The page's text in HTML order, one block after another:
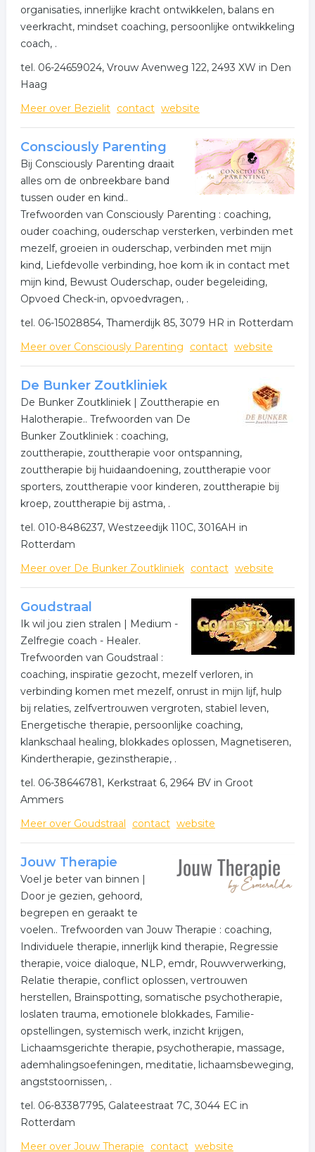
organisaties, innerlijke kracht ontwikkelen, balans en
veerkracht, mindset coaching, persoonlijke ontwikkeling
coach, .
tel. 06-24659024, Vrouw Avenweg 122, 2493 XW in Den
Haag
Meer over Bezielit contact website
Consciously Parenting
Bij Consciously Parenting draait
alles om de onbreekbare band
tussen ouder en kind..
Trefwoorden van Consciously Parenting : coaching,
ouder coaching, ouderschap versterken, verbinden met
mezelf, groeien in ouderschap, verbinden met mijn
kind, Liefdevolle verbinding, hoe kom ik in contact met
mijn kind, Bewust Ouderschap, ouder begeleiding,
Opvoed Check-in, opvoedvragen, .
tel. 06-15028854, Thamerdijk 85, 3079 HR in Rotterdam
Meer over Consciously Parenting
contact website
De Bunker Zoutkliniek
De Bunker Zoutkliniek | Zouttherapie en
Halotherapie.. Trefwoorden van De
Bunker Zoutkliniek : coaching,
zouttherapie, zouttherapie voor ontspanning,
zouttherapie bij huidaandoening, zouttherapie voor
sporters, zouttherapie voor kinderen, zouttherapie bij
kroep, zouttherapie bij astma, .
tel. 010-8486237, Westzeedijk 110C, 3016AH in
Rotterdam
Meer over De Bunker Zoutkliniek contact website
Goudstraal
Ik wil jou zien stralen | Medium -
Zelfregie coach - Healer.
Trefwoorden van Goudstraal :
coaching, inspiratie gezocht, mezelf verloren, in
verbinding komen met mezelf, onrust in mijn lijf, hulp
bij relaties, zelfvertrouwen vergroten, stabiel leven,
Energetische therapie, persoonlijke coaching,
klankschaal healing, blokkades oplossen, Magnetiseren,
Kindertherapie, gezinstherapie, .
tel. 06-38646781, Kerkstraat 6, 2964 BV in Groot
Ammers
Meer over Goudstraal
contact website
Jouw Therapie
Voel je beter van binnen |
Door je gezien, gehoord,
begrepen en geraakt te
voelen.. Trefwoorden van Jouw Therapie : coaching,
Individuele therapie, innerlijk kind therapie, Regressie
therapie, voice dialoque, NLP, emdr, Rouwverwerking,
Relatie therapie, conflict oplossen, vertrouwen
herstellen, Brainspotting, somatische psychotherapie,
loslaten trauma, emotionele blokkades, Familie-
opstellingen, systemisch werk, inzicht krijgen,
Lichaamsgerichte therapie, psychotherapie, massage,
ademhalingsoefeningen, meditatie, lichaamsbeweging,
angststoornissen, .
tel. 06-83387795, Galateestraat 7C, 3044 EC in
Rotterdam
Meer over Jouw Therapie
contact website